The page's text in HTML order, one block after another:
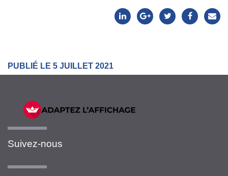
PUBLIÉ LE 5 JUILLET 2021
Suivez-nous